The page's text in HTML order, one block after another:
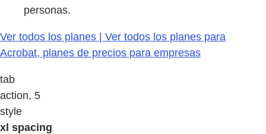
personas.
Ver todos los planes | Ver todos los planes para
Acrobat, planes de precios para empresas
tab
action, 5
style
xl spacing